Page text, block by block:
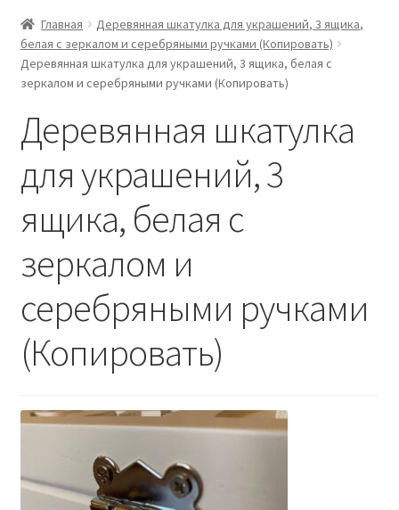
Главная
Деревянная шкатулка для украшений, 3 ящика,
белая с зеркалом и серебряными ручками (Копировать)
Деревянная шкатулка для украшений, 3 ящика, белая с
зеркалом и серебряными ручками (Копировать)
Деревянная шкатулка
для украшений, 3
ящика, белая с
зеркалом и
серебряными ручками
(Копировать)